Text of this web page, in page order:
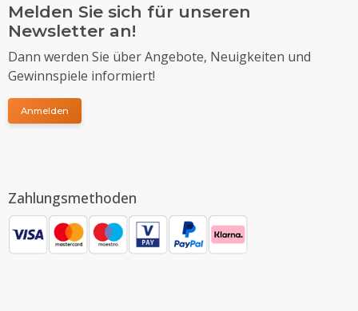
Melden Sie sich für unseren
Newsletter an!
Dann werden Sie über Angebote, Neuigkeiten und
Gewinnspiele informiert!
Anmelden
Zahlungsmethoden